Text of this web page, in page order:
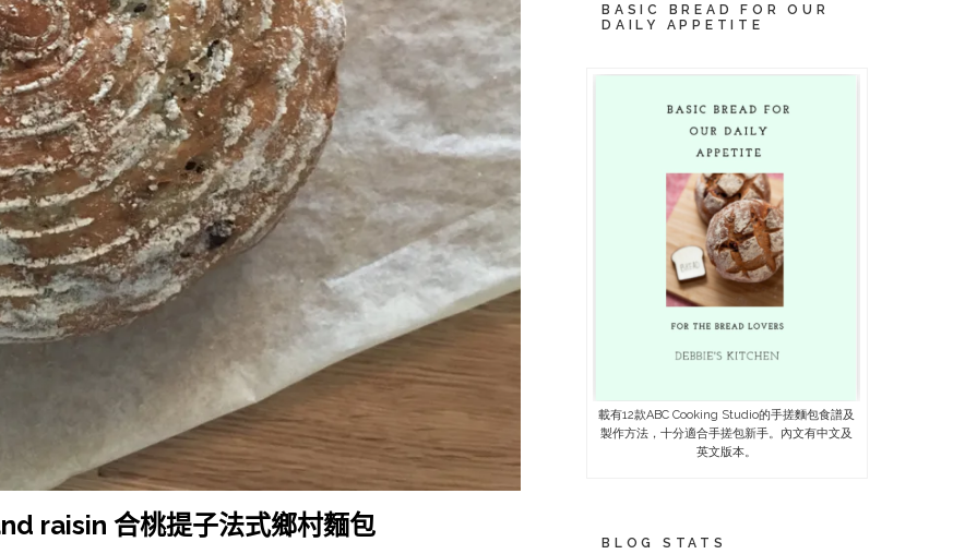
raisin 合桃提子法式鄉村麵包
BASIC BREAD FOR OUR
DAILY APPETITE
載有12款ABC Cooking Studio的手搓麵包食譜及
製作方法，十分適合手搓包新手。內文有中文及
英文版本。
BLOG STATS